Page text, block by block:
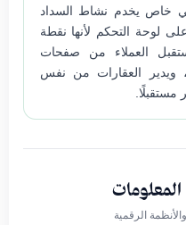
خاص يخدم نشاط السداد
لوحة التحكم لأنها نقطة
العملاء من صفحات
ويدير العقارات من نفس
مستقبلًا.
المعلومات
الرقمية